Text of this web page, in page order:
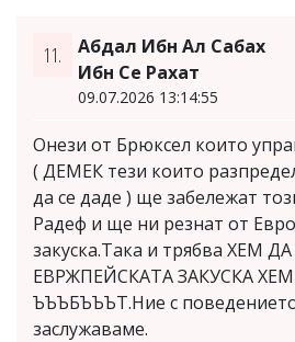
11.
Абдал Ибн Ал Сабах
Ибн Се Рахат
09.07.2026 13:14:55
Онези от Брюксел които
( ДЕМЕК тези които
да се даде ) ще забележат
Радеф и ще ни резнат от
закуска.Така и трябва ХЕМ
ЕВРЖПЕЙСКАТА ЗАКУСКА
ЪЪЪБЪЪЪТ.Ние с
заслужаваме.